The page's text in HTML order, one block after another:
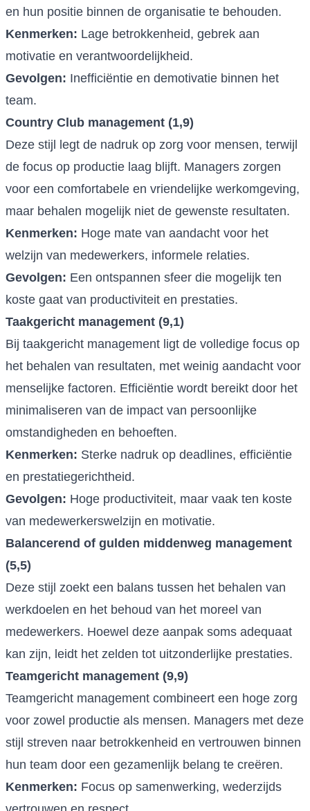
en hun positie binnen de organisatie te behouden.
Kenmerken: Lage betrokkenheid, gebrek aan
motivatie en verantwoordelijkheid.
Gevolgen: Inefficiëntie en demotivatie binnen het
team.
Country Club management (1,9)
Deze stijl legt de nadruk op zorg voor mensen, terwijl
de focus op productie laag blijft. Managers zorgen
voor een comfortabele en vriendelijke werkomgeving,
maar behalen mogelijk niet de gewenste resultaten.
Kenmerken: Hoge mate van aandacht voor het
welzijn van medewerkers, informele relaties.
Gevolgen: Een ontspannen sfeer die mogelijk ten
koste gaat van productiviteit en prestaties.
Taakgericht management (9,1)
Bij taakgericht management ligt de volledige focus op
het behalen van resultaten, met weinig aandacht voor
menselijke factoren. Efficiëntie wordt bereikt door het
minimaliseren van de impact van persoonlijke
omstandigheden en behoeften.
Kenmerken: Sterke nadruk op deadlines, efficiëntie
en prestatiegerichtheid.
Gevolgen: Hoge productiviteit, maar vaak ten koste
van medewerkerswelzijn en motivatie.
Balancerend of gulden middenweg management
(5,5)
Deze stijl zoekt een balans tussen het behalen van
werkdoelen en het behoud van het moreel van
medewerkers. Hoewel deze aanpak soms adequaat
kan zijn, leidt het zelden tot uitzonderlijke prestaties.
Teamgericht management (9,9)
Teamgericht management combineert een hoge zorg
voor zowel productie als mensen. Managers met deze
stijl streven naar betrokkenheid en vertrouwen binnen
hun team door een gezamenlijk belang te creëren.
Kenmerken: Focus op samenwerking, wederzijds